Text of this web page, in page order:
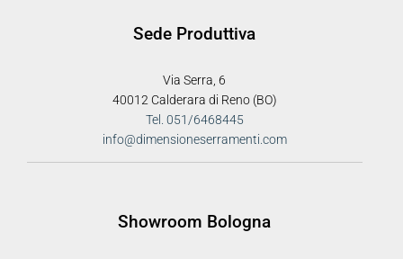
Sede Produttiva
Via Serra, 6
40012 Calderara di Reno (BO)
Tel. 051/6468445
info@dimensioneserramenti.com
Showroom Bologna